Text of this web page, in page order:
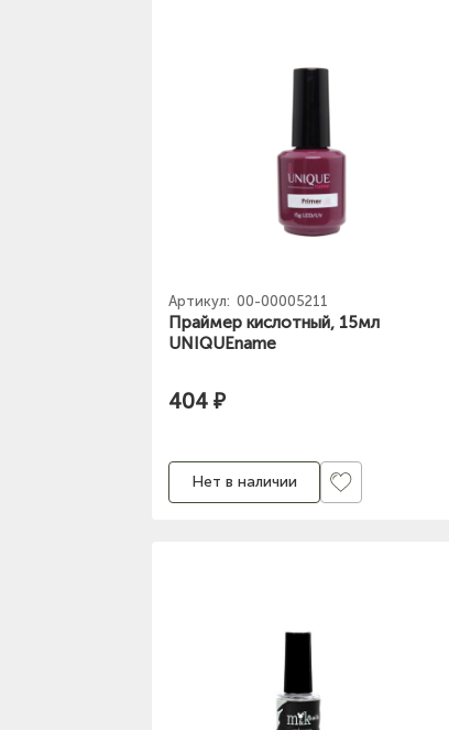
Артикул: 00-00005211
Праймер кислотный, 15мл
UNIQUEname
404 ₽
Нет в наличии